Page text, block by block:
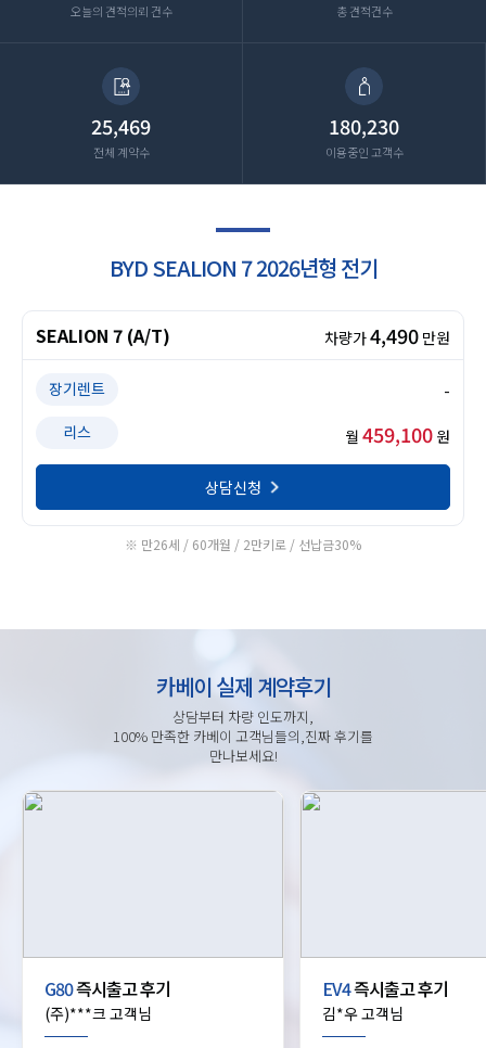
오늘의 견적의뢰 건수 총 견적건수
25,469
전체 계약수
180,230
이용중인 고객수
BYD SEALION 7 2026년형 전기
SEALION 7 (A/T) 차량가4,490 만원
장기렌트
-
리스
월 459,100 원
상담신청
※ 만26세 / 60개월 / 2만키로 / 선납금30%
카베이 실제 계약후기
상담부터 차량 인도까지,
100% 만족한 카베이 고객님들의,진짜 후기를
만나보세요!
G80즉시출고 후기
(주)***크 고객님
EV4즉시출고 후기
김*우 고객님